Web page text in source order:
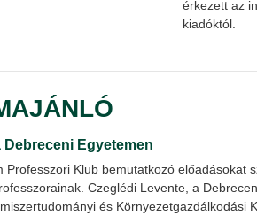
érkezett az
kiadóktól.
Egyetemen
Professzori Klub bemutatkozó előadásokat
Czeglédi Levente, a
és Környezetgazdálkodási